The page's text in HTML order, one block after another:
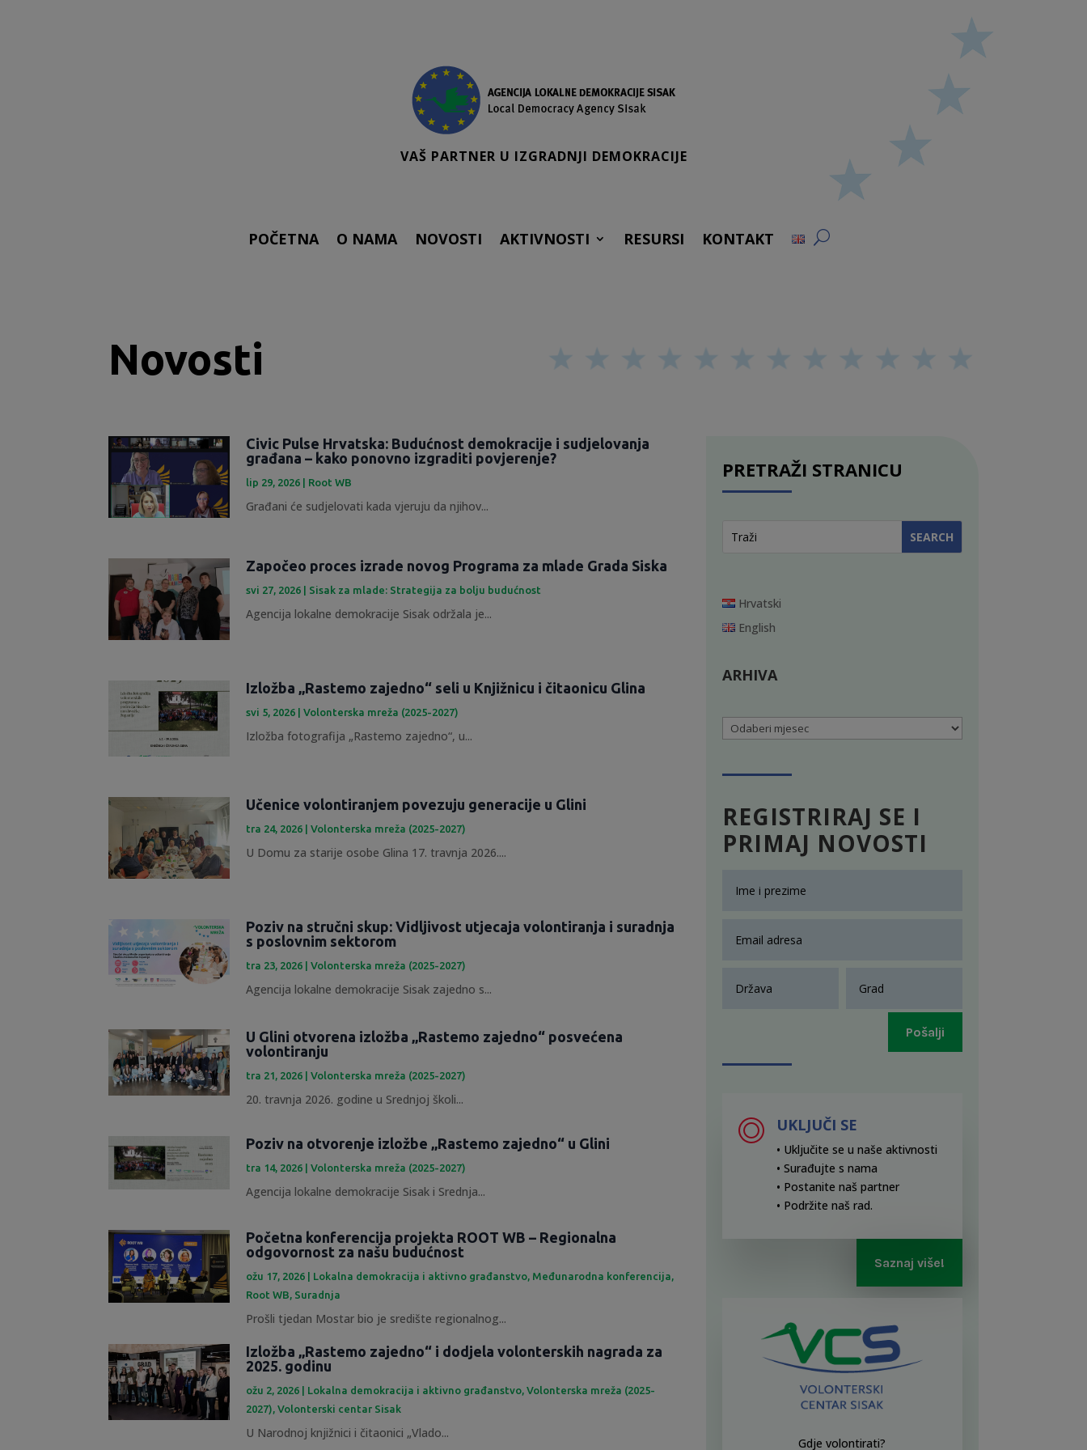
VAŠ PARTNER U IZGRADNJI DEMOKRACIJE
POČETNA O NAMA NOVOSTI AKTIVNOSTI RESURSI KONTAKT
Novosti
Civic Pulse Hrvatska: Budućnost demokracije i sudjelovanja
građana – kako ponovno izgraditi povjerenje?
lip 29, 2026 | Root WB
Građani će sudjelovati kada vjeruju da njihov...
Započeo proces izrade novog Programa za mlade Grada Siska
svi 27, 2026 | Sisak za mlade: Strategija za bolju budućnost
Agencija lokalne demokracije Sisak održala je...
Izložba „Rastemo zajedno“ seli u Knjižnicu i čitaonicu Glina
svi 5, 2026 |Volonterska mreža (2025-2027)
Izložba fotografija „Rastemo zajedno“, u...
Učenice volontiranjem povezuju generacije u Glini
tra 24, 2026 |Volonterska mreža (2025-2027)
U Domu za starije osobe Glina 17. travnja 2026....
Poziv na stručni skup: Vidljivost utjecaja volontiranja i suradnja
s poslovnim sektorom
tra 23, 2026 |Volonterska mreža (2025-2027)
Agencija lokalne demokracije Sisak zajedno s...
U Glini otvorena izložba „Rastemo zajedno“ posvećena
volontiranju
tra 21, 2026 |Volonterska mreža (2025-2027)
20. travnja 2026. godine u Srednjoj školi...
Poziv na otvorenje izložbe „Rastemo zajedno“ u Glini
tra 14, 2026 |Volonterska mreža (2025-2027)
Agencija lokalne demokracije Sisak i Srednja...
Početna konferencija projekta ROOT WB – Regionalna
odgovornost za našu budućnost
ožu 17, 2026 | Lokalna demokracija i aktivno građanstvo Međunarodna konferencija
Root WB Suradnja
Prošli tjedan Mostar bio je središte regionalnog...
Izložba „Rastemo zajedno“ i dodjela volonterskih nagrada za
2025. godinu
ožu 2, 2026 | Lokalna demokracija i aktivno građanstvo ,Volonterska mreža (2025-
2027) ,Volonterski centar Sisak
U Narodnoj knjižnici i čitaonici „Vlado...
PRETRAŽI STRANICU
Hrvatski
English
ARHIVA
Arhiva
REGISTRIRAJ SE I
PRIMAJ NOVOSTI
Pošalji
UKLJUČI SE
• Uključite se u naše aktivnosti
• Surađujte s nama
• Postanite naš partner
• Podržite naš rad.
Saznaj više!
Gdje volontirati?